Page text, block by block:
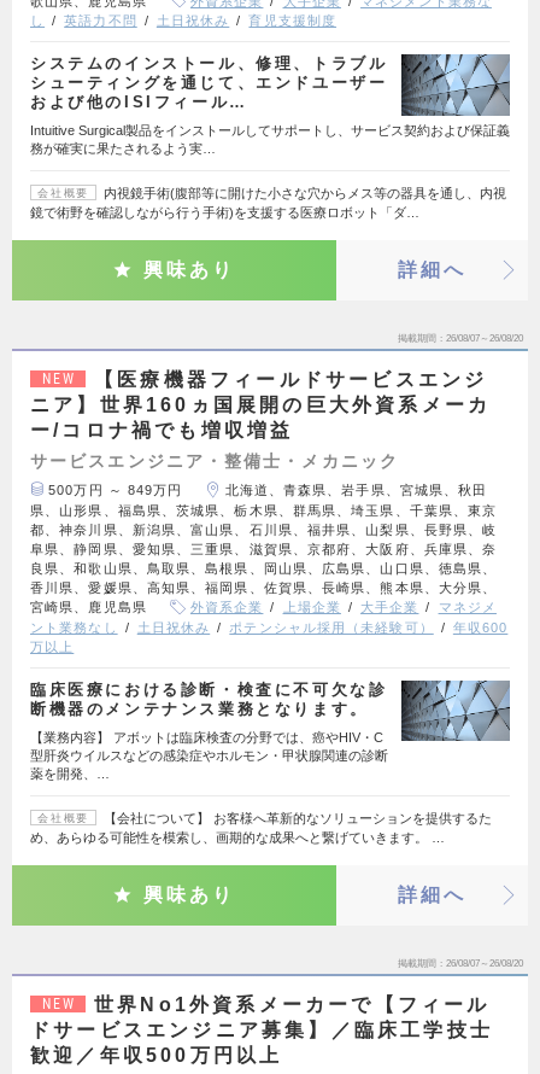
し
英語力不問 土日祝休み 育児支援制度
システムのインストール、修理、トラブル
シューティングを通じて、エンドユーザー
および他のISIフィール…
Intuitive Surgical製品をインストールしてサポートし、サービス契約および保証義
務が確実に果たされるよう実…
会社概要
内視鏡手術(腹部等に開けた小さな穴からメス等の器具を通し、内視
鏡で術野を確認しながら行う手術)を支援する医療ロボット「ダ…
興味あり 詳細へ
掲載期間 26/08/07～26/08/20
NEW
【医療機器フィールドサービスエンジ
ニア】世界160ヵ国展開の巨大外資系メーカ
ー/コロナ禍でも増収増益
サービスエンジニア・整備士・メカニック
500万円 ～ 849万円
北海道、青森県、岩手県、宮城県、秋田
県、山形県、福島県、茨城県、栃木県、群馬県、埼玉県、千葉県、東京
都、神奈川県、新潟県、富山県、石川県、福井県、山梨県、長野県、岐
阜県、静岡県、愛知県、三重県、滋賀県、京都府、大阪府、兵庫県、奈
良県、和歌山県、鳥取県、島根県、岡山県、広島県、山口県、徳島県、
香川県、愛媛県、高知県、福岡県、佐賀県、長崎県、熊本県、大分県、
宮崎県、鹿児島県
外資系企業 上場企業 大手企業
マネジメ
ント業務なし
土日祝休み ポテンシャル採用（未経験可）
年収600
万以上
臨床医療における診断・検査に不可欠な診
断機器のメンテナンス業務となります。
【業務内容】 アボットは臨床検査の分野では、癌やHIV・C
型肝炎ウイルスなどの感染症やホルモン・甲状腺関連の診断
薬を開発、…
会社概要
【会社について】 お客様へ革新的なソリューションを提供するた
め、あらゆる可能性を模索し、画期的な成果へと繋げていきます。 …
興味あり 詳細へ
掲載期間 26/08/07～26/08/20
NEW
世界No1外資系メーカーで【フィール
ドサービスエンジニア募集】／臨床工学技士
歓迎／年収500万円以上